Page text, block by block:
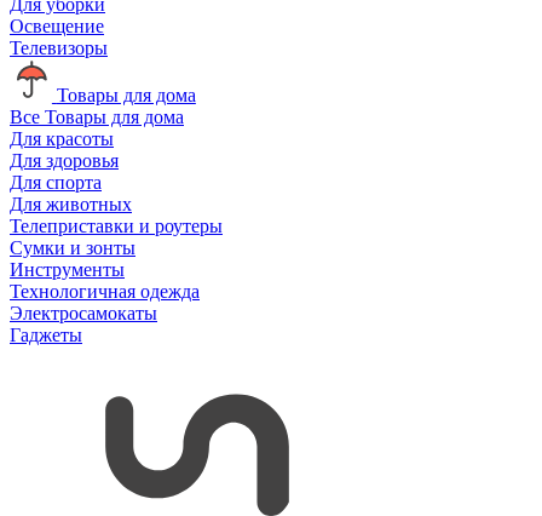
Освещение
Телевизоры
Товары для дома
Все Товары для дома
Для красоты
Для здоровья
Для спорта
Для животных
Телеприставки и роутеры
Сумки и зонты
Инструменты
Технологичная одежда
Электросамокаты
Гаджеты